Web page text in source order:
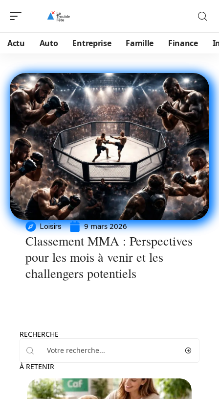
Actu Auto Entreprise Famille Finance
Loisirs 9 mars 2026
Classement MMA : Perspectives
pour les mois à venir et les
challengers potentiels
RECHERCHE
À RETENIR